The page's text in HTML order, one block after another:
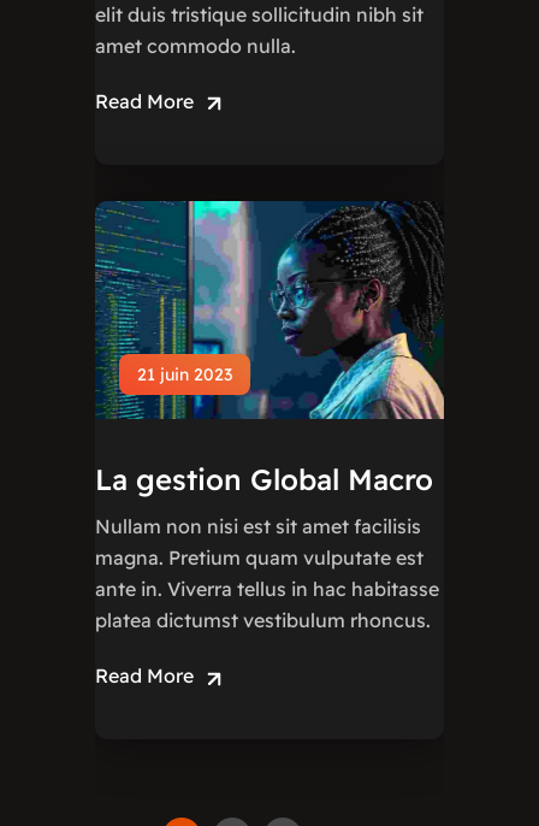
elit duis tristique sollicitudin nibh sit
amet commodo nulla.
Read More
21 juin 2023
La gestion Global Macro
Nullam non nisi est sit amet facilisis
magna. Pretium quam vulputate est
ante in. Viverra tellus in hac habitasse
platea dictumst vestibulum rhoncus.
Read More